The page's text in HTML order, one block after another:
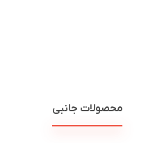
محصولات جانبی